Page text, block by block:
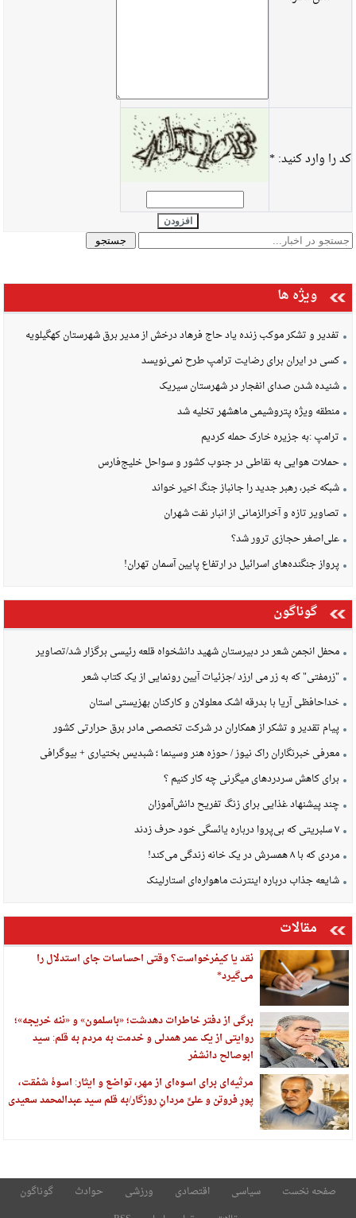
کد را وارد کنید:*
افزودن
ویژه ها
تفدیر و تشکر موکب زنده یاد حاج فرهاد درخش از مدیر برق شهرستان کهگیلویه
کسی در ایران برای رضایت ترامپ طرح نمی‌نویسد
شنیده شدن صدای انفجار در شهرستان سیریک
منطقه ویژه پتروشیمی ماهشهر تخلیه شد
ترامپ :به جزیره خارک حمله کردیم
حملات هوایی به نقاطی در جنوب کشور و سواحل خلیج‌فارس
شبکه خبر، رهبر جدید را جانباز جنگ اخیر خواند
تصاویر تازه و آخرالزمانی از انبار نفت شهران
علی‌اصغر حجازی ترور شد؟
پرواز جنگنده‌های اسرائیل در ارتفاع پایین آسمان تهران!
گوناگون
محفل انجمن شعر در دبیرستان شهید دانشخواه قلعه رئیسی برگزار شد/تصاویر
"زرمفتی" که به زر می ارزد /جزئیات آیین رونمایی از یک کتاب شعر
خداحافظی آریا با بدرقه اشک معلولان و کارکنان بهزیستی استان
پیام تقدیر و تشکر از همکاران در شرکت تخصصی مادر برق حرارتی کشور
معرفی خبرنگاران راک نیوز / حوزه هنر وسینما ؛ شبدیس بختیاری + بیوگرافی
برای کاهش سردردهای میگرنی چه کار کنیم ؟
چند پیشنهاد غذایی برای زنگ تفریح دانش‌آموزان
۷ سلبریتی که بی‌پروا درباره یائسگی خود حرف زدند
مردی که با ۸ همسرش در یک خانه زندگی می‌کند!
شایعه جذاب درباره اینترنت ماهواره‌ای استارلینک
مقالات
نقد یا کیفرخواست؟ وقتی احساسات جای استدلال را
می‌گیرد*
برگی از دفتر خاطرات دهدشت؛ «باسلمون» و «ننه خریجه»؛
روایتی از یک عمر همدلی و خدمت به مردم به قلم: سید
ابوصالح دانشفر
مرثیه‌ای برای اسوه‌ای از مهر، تواضع و ایثار: اسوهٔ شفقت،
پورِ فروتن و علیِّ مردانِ روزگار/به قلم سید عبدالمحمد سعیدی
صفحه نخست سیاسی اقتصادی ورزشی حوادث
گوناگون